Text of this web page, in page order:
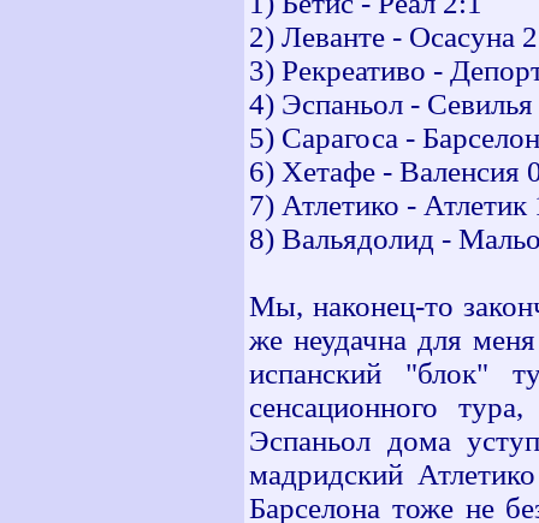
2) Леванте - Осасуна
3) Рекреативо -
4) Эспаньол -
5) Сарагоса -
6) Хетафе - Валенсия
7) Атлетико - Атлетик
8) Вальядолид -
Мы, наконец-то
же неудачна для
испанский "блок"
сенсационного
Эспаньол дома
мадридский
Барселона тоже не